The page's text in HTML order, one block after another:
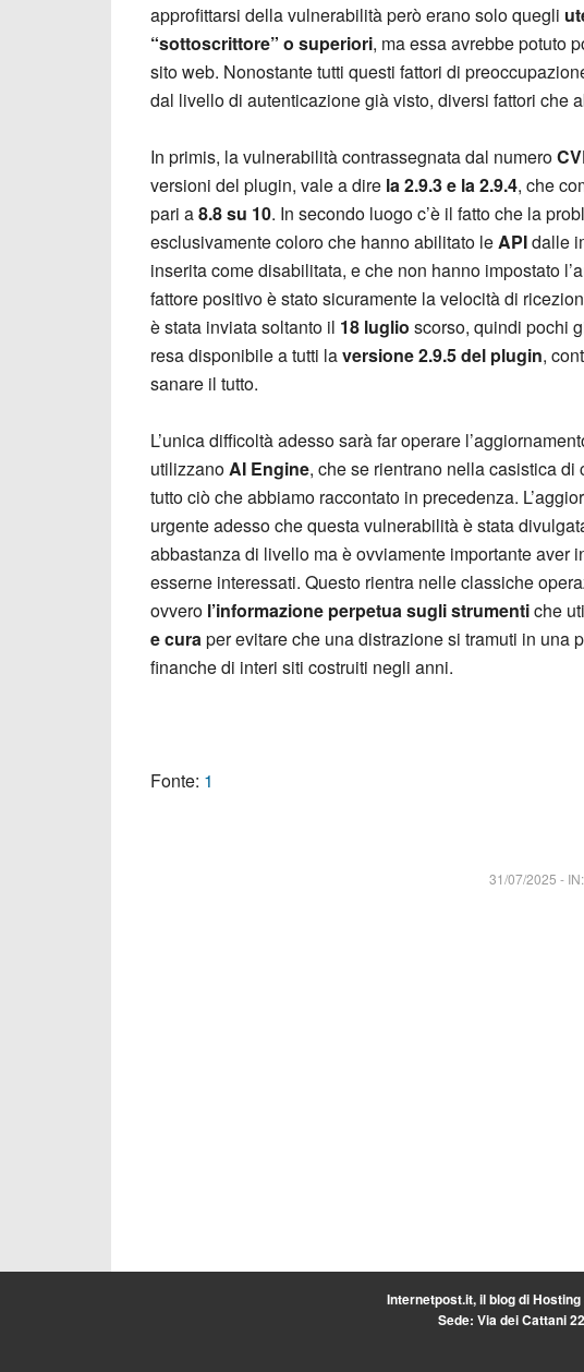
approfittarsi della vulnerabilità però erano solo quegli
“sottoscrittore” o superiori, ma essa avrebbe potuto
sito web. Nonostante tutti questi fattori di
dal livello di autenticazione già visto, diversi fattori che
In primis, la vulnerabilità contrassegnata dal numero
versioni del plugin, vale a dire la 2.9.3 e la 2.9.4, che
pari a8.8 su 10. In secondo luogo c’è il fatto che la
esclusivamente coloro che hanno abilitato le APIdalle
inserita come disabilitata, e che non hanno impostato
fattore positivo è stato sicuramente la velocità di
è stata inviata soltanto il 18 luglio scorso, quindi pochi
resa disponibile a tutti laversione 2.9.5 del plugin,
sanare il tutto.
L’unica difficoltà adesso sarà far operare
utilizzano AI Engine, che se rientrano nella casistica
tutto ciò che abbiamo raccontato in precedenza.
urgente adesso che questa vulnerabilità è stata
abbastanza di livello ma è ovviamente importante aver
esserne interessati. Questo rientra nelle classiche
ovvero l’informazione perpetua sugli strumentiche
e cura per evitare che una distrazione si tramuti in una
finanche di interi siti costruiti negli anni.
Fonte: 1
31/07/2025 - IN:
Internetpost.it, il blog di
Sede: Via dei Cattani